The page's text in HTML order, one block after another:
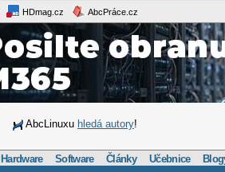
HDmag.cz AbcPráce.cz
AbcLinuxu hledá autory!
Hardware Software Články Učebnice